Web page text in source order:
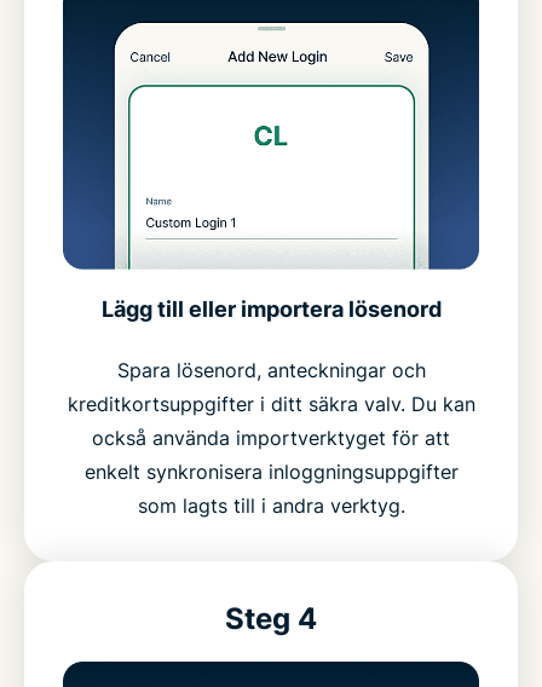
Lägg till eller importera lösenord
Spara lösenord, anteckningar och
kreditkortsuppgifter i ditt säkra valv. Du kan
också använda importverktyget för att
enkelt synkronisera inloggningsuppgifter
som lagts till i andra verktyg.
Steg 4